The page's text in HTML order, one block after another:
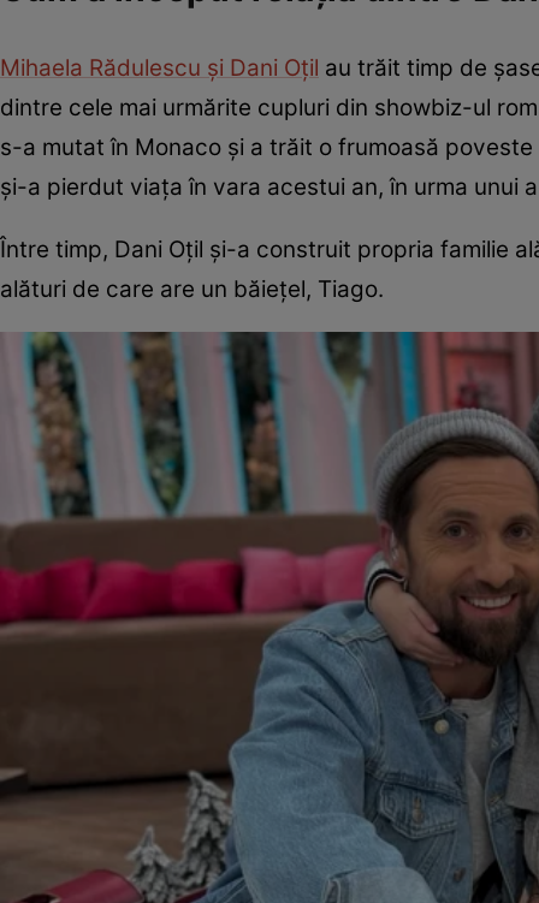
Mihaela Rădulescu și Dani Oțil au trăit timp de
dintre cele mai urmărite cupluri din showbiz-ul
s-a mutat în Monaco și a trăit o frumoasă
și-a pierdut viața în vara acestui an, în urma
Între timp, Dani Oțil și-a construit propria familie
alături de care are un băiețel, Tiago.